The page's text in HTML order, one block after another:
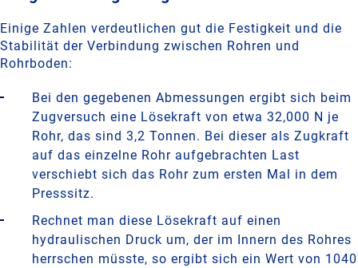
Einige Zahlen verdeutlichen gut die Festigkeit und die
Stabilität der Verbindung zwischen Rohren und
Rohrboden:
Bei den gegebenen Abmessungen ergibt sich beim
Zugversuch eine Lösekraft von etwa 32,000 N je
Rohr, das sind 3,2 Tonnen. Bei dieser als Zugkraft
auf das einzelne Rohr aufgebrachten Last
verschiebt sich das Rohr zum ersten Mal in dem
Presssitz.
Rechnet man diese Lösekraft auf einen
hydraulischen Druck um, der im Innern des Rohres
herrschen müsste, so ergibt sich ein Wert von 1040